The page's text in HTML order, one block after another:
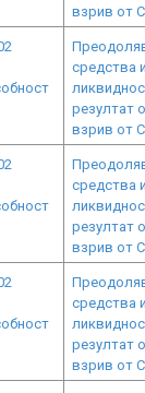
взрив от
средства
резултат
взрив от
средства
резултат
взрив от
средства
резултат
взрив от